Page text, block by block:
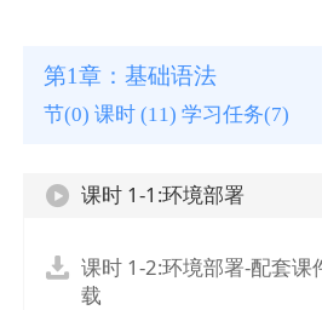
第1章：基础语法
节(0) 课时 (11) 学习任务(7)
课时 1-1:环境部署
课时 1-2:环境部署-配套课
载